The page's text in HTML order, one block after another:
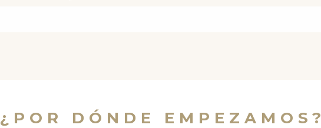
¿POR DÓNDE EMPEZAMOS?